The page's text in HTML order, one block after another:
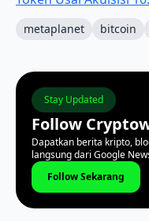
metaplanet bitcoin
Stay Updated
Follow
Dapatkan berita kripto,
langsung dari Google
Follow Sekarang